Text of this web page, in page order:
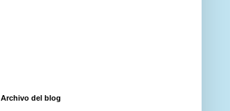
Archivo del blog